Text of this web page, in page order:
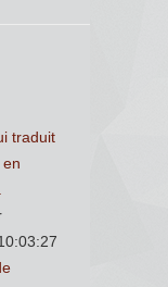
traduit